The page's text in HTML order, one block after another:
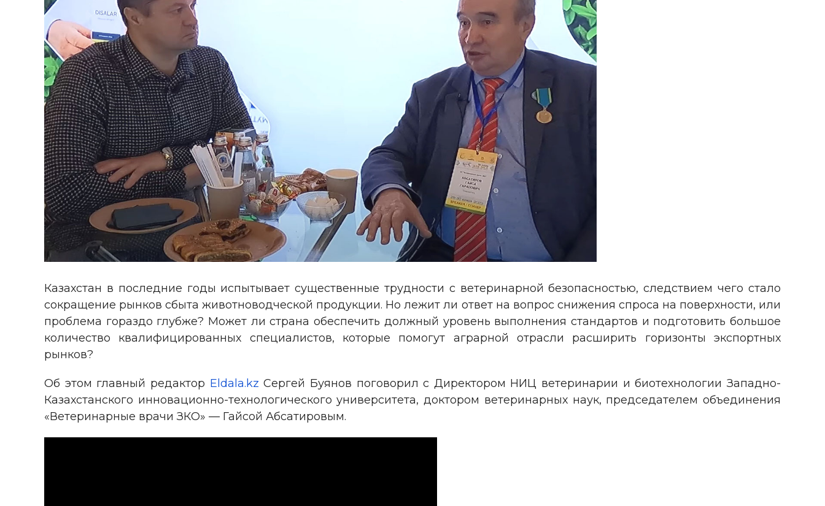
Казахстан в последние годы испытывает существенные трудности с ветеринарной безопасностью, следствием чего стало
сокращение рынков сбыта животноводческой продукции. Но лежит ли ответ на вопрос снижения спроса на поверхности, или
проблема гораздо глубже? Может ли страна обеспечить должный уровень выполнения стандартов и подготовить большое
количество квалифицированных специалистов, которые помогут аграрной отрасли расширить горизонты экспортных
рынков?
Об этом главный редактор Eldala.kz Сергей Буянов поговорил с Директором НИЦ ветеринарии и биотехнологии Западно-
Казахстанского инновационно-технологического университета, доктором ветеринарных наук, председателем объединения
«Ветеринарные врачи ЗКО» — Гайсой Абсатировым.